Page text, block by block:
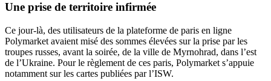
Une prise de territoire infirmée
Ce jour-là, des utilisateurs de la plateforme de paris en ligne
Polymarket avaient misé des sommes élevées sur la prise par les
troupes russes, avant la soirée, de la ville de Myrnohrad, dans l’est
de l’Ukraine. Pour le règlement de ces paris, Polymarket s’appuie
notamment sur les cartes publiées par l’ISW.